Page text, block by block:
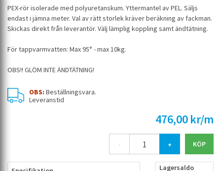
PEX-rör isolerade med polyuretanskum. Yttermantel av PEL. Säljs
endast i jämna meter. Val av rätt storlek kräver beräkning av fackman.
Skickas direkt från leverantör. Välj lämplig koppling samt ändtätning.
För tappvarmvatten: Max 95° - max 10kg.
OBS!! GLÖM INTE ÄNDTÄTNING!
OBS: Beställningsvara.
Leveranstid
476,00 kr/m
- +
Lagersaldo